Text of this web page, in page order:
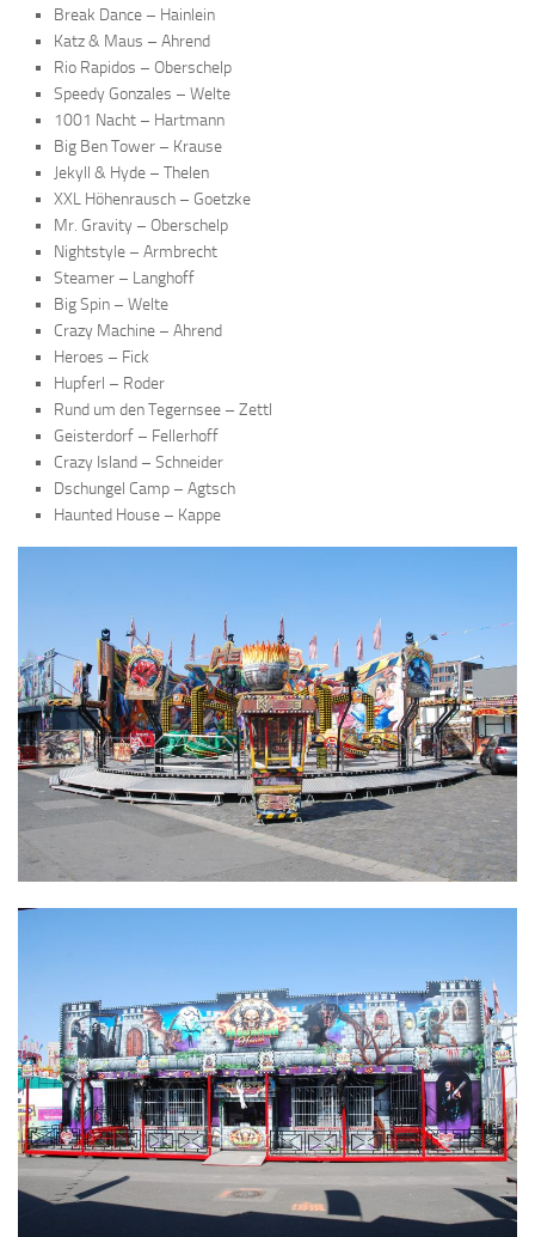
Break Dance – Hainlein
Katz & Maus – Ahrend
Rio Rapidos – Oberschelp
Speedy Gonzales – Welte
1001 Nacht – Hartmann
Big Ben Tower – Krause
Jekyll & Hyde – Thelen
XXL Höhenrausch – Goetzke
Mr. Gravity – Oberschelp
Nightstyle – Armbrecht
Steamer – Langhoff
Big Spin – Welte
Crazy Machine – Ahrend
Heroes – Fick
Hupferl – Roder
Rund um den Tegernsee – Zettl
Geisterdorf – Fellerhoff
Crazy Island – Schneider
Dschungel Camp – Agtsch
Haunted House – Kappe